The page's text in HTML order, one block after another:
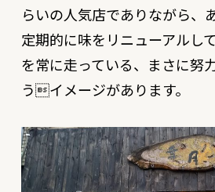
らいの人気店でありながら、
定期的に味をリニューアルし
を常に走っている、まさに努
うイメージがあります。